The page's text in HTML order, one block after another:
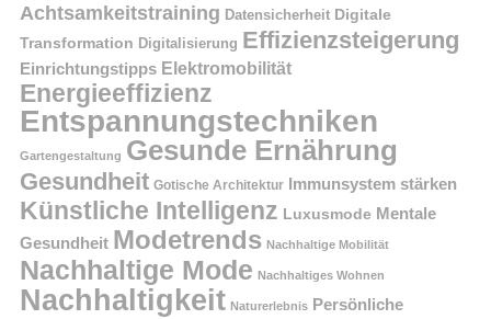
Achtsamkeitstraining Datensicherheit Digitale
Transformation Digitalisierung Effizienzsteigerung
Einrichtungstipps Elektromobilität
Energieeffizienz
Entspannungstechniken
Gartengestaltung Gesunde Ernährung
Gesundheit Gotische Architektur Immunsystem stärken
Künstliche Intelligenz Luxusmode Mentale
Gesundheit Modetrends Nachhaltige Mobilität
Nachhaltige Mode Nachhaltiges Wohnen
Nachhaltigkeit Naturerlebnis Persönliche